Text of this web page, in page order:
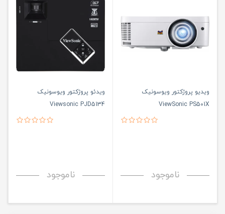
ویدیو پروژکتور ویوسونیک
ViewSonic PS501X
ناموجود
ویدئو پروژکتور ویوسونیک
Viewsonic PJD5134
ناموجود